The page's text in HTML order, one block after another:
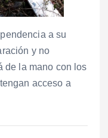
a su
y no
de la mano con los
acceso a